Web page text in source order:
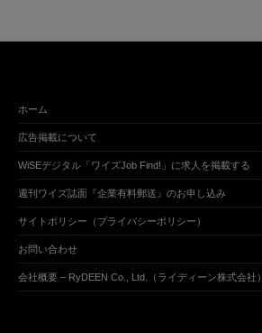
ホーム
広告掲載について
WiSEデジタル「ワイズJob Find!」に求人を掲載する
週刊ワイズ誌面『企業有料郵送』のお申し込み
サイトポリシー（プライバシーポリシー）
お問い合わせ
会社概要 – RyDEEN Co., Ltd.（ライディーン株式会社）